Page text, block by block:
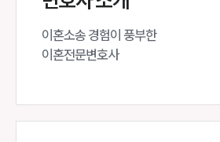
이혼소송 경험이 풍부한
이혼전문변호사